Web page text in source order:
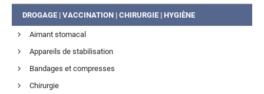
DROGAGE | VACCINATION | CHIRURGIE | HYGIÈNE
Aimant stomacal
Appareils de stabilisation
Bandages et compresses
Chirurgie